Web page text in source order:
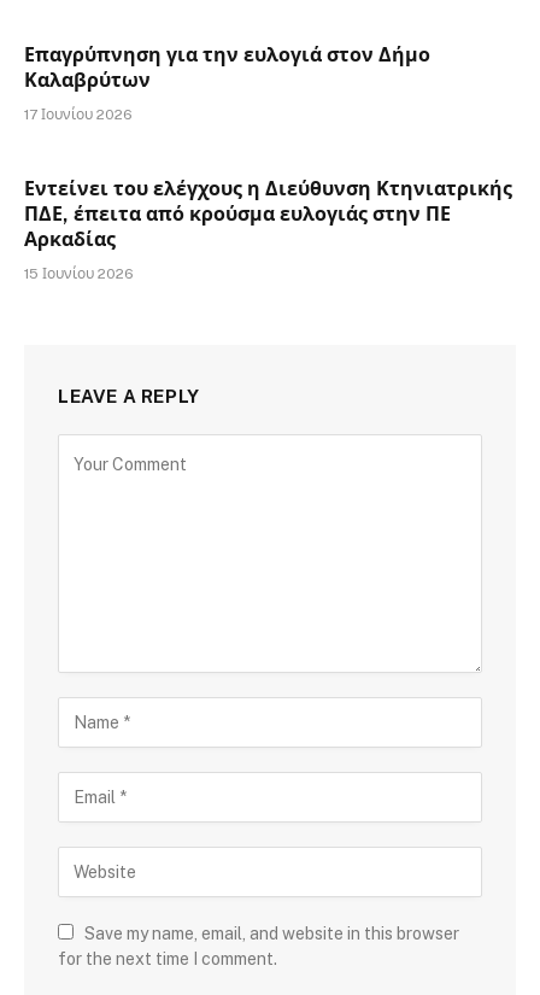
Επαγρύπνηση για την ευλογιά στον Δήμο
Καλαβρύτων
17 Ιουνίου 2026
Εντείνει του ελέγχους η Διεύθυνση Κτηνιατρικής
ΠΔΕ, έπειτα από κρούσμα ευλογιάς στην ΠΕ
Αρκαδίας
15 Ιουνίου 2026
LEAVE A REPLY
Save my name, email, and website in this browser
for the next time I comment.